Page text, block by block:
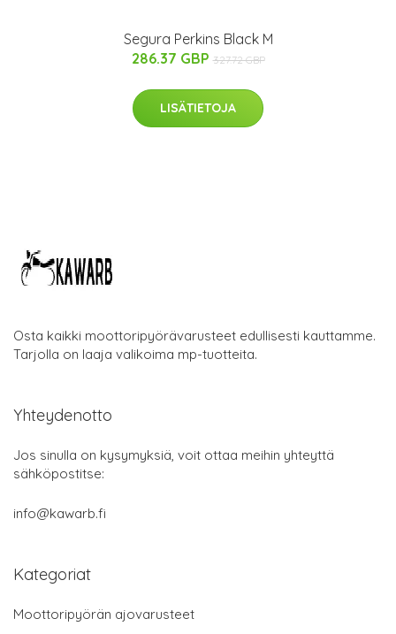
Segura Perkins Black M
286.37 GBP 327.72 GBP
LISÄTIETOJA
Osta kaikki moottoripyörävarusteet edullisesti kauttamme.
Tarjolla on laaja valikoima mp-tuotteita.
Yhteydenotto
Jos sinulla on kysymyksiä, voit ottaa meihin yhteyttä
sähköpostitse:
info@kawarb.fi
Kategoriat
Moottoripyörän ajovarusteet